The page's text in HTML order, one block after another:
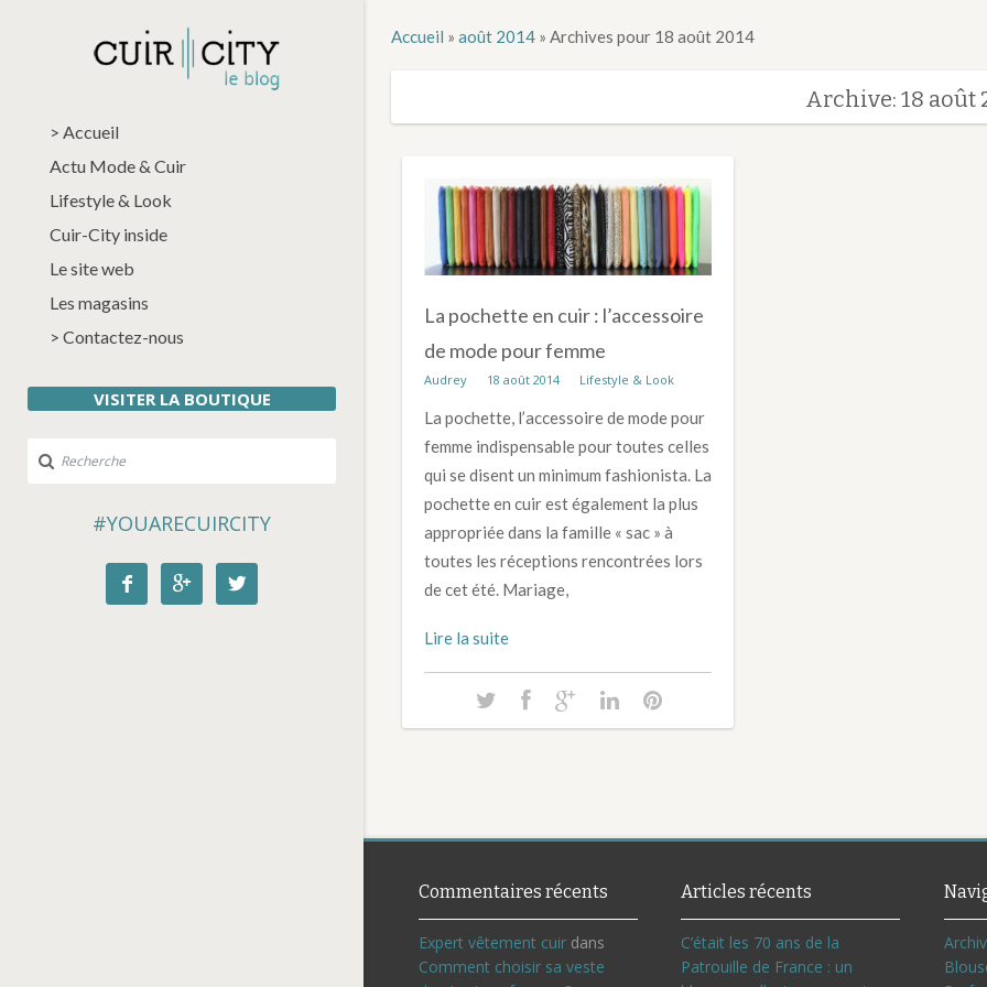
> Accueil
Actu Mode & Cuir
Lifestyle & Look
Cuir-City inside
Le site web
Les magasins
> Contactez-nous
VISITER LA BOUTIQUE
#YOUARECUIRCITY
  
Accueil » août 2014 » Archives pour 18 août 2014
Archive: 18 août
La pochette en cuir : l’accessoire
de mode pour femme
Audrey 18 août 2014 Lifestyle & Look
La pochette, l’accessoire de mode pour
femme indispensable pour toutes celles
qui se disent un minimum fashionista. La
pochette en cuir est également la plus
appropriée dans la famille « sac » à
toutes les réceptions rencontrées lors
de cet été. Mariage,
Lire la suite
Commentaires récents
Expert vêtement cuirdans
Comment choisir sa veste
Articles récents
C’était les 70 ans de la
Patrouille de France : un